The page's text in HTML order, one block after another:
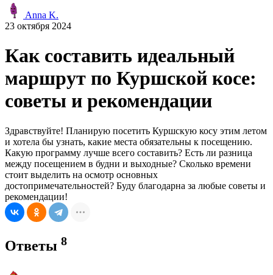
Anna K.
23 октября 2024
Как составить идеальный
маршрут по Куршской косе:
советы и рекомендации
Здравствуйте! Планирую посетить Куршскую косу этим летом
и хотела бы узнать, какие места обязательны к посещению.
Какую программу лучше всего составить? Есть ли разница
между посещением в будни и выходные? Сколько времени
стоит выделить на осмотр основных
достопримечательностей? Буду благодарна за любые советы и
рекомендации!
Ответы 8